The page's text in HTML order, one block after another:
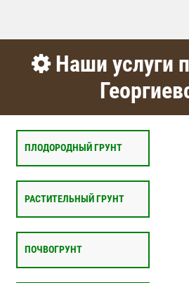
Наши услуги
ПЛОДОРОДНЫЙ ГРУНТ
РАСТИТЕЛЬНЫЙ ГРУНТ
ПОЧВОГРУНТ